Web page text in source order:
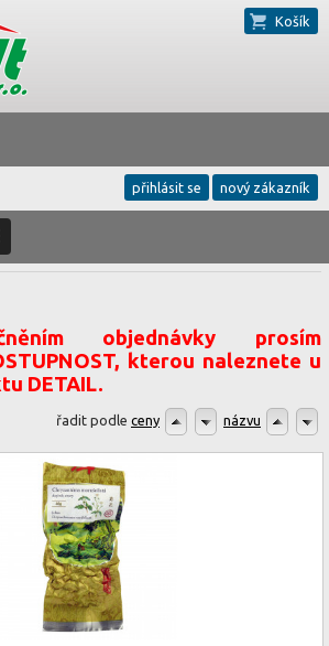
Košík
přihlásit se nový zákazník
objednávky prosím
kterou naleznete u
DETAIL.
řadit podle ceny názvu